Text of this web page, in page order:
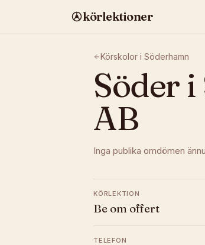
körlektioner
Körskolor i Söderhamn
Söder
AB
Inga publika omdömen ännu
KÖRLEKTION
Be om offert
TELEFON